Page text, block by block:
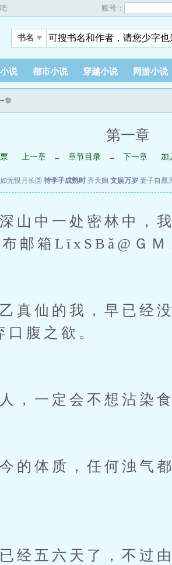
账号：
书名
说 都市小说 穿越小说 网游小说
章
第一章
上一章 ← 章节目录 → 下一章 加
无恨月长圆 待李子成熟时 齐天阙 文娱万岁 妻子自愿
中一处密林中，
邮箱LīxSBǎ@ＧＭ
仙的我，早已经
腹之欲。
一定会不想沾染食
体质，任何浊气
五六天了，不过